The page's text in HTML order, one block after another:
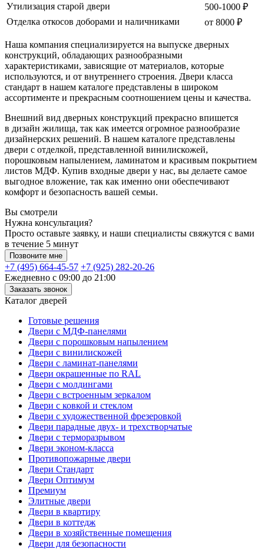
Утилизация старой двери
500-1000 ₽
Отделка откосов доборами и наличниками
от 8000 ₽
Наша компания специализируется на выпуске дверных
конструкций, обладающих разнообразными
характеристиками, зависящие от материалов, которые
используются, и от внутреннего строения. Двери класса
стандарт в нашем каталоге представлены в широком
ассортименте и прекрасным соотношением цены и качества.
Внешний вид дверных конструкций прекрасно впишется
в дизайн жилища, так как имеется огромное разнообразие
дизайнерских решений. В нашем каталоге представлены
двери с отделкой, представленной винилискожей,
порошковым напылением, ламинатом и красивым покрытием
листов МДФ. Купив входные двери у нас, вы делаете самое
выгодное вложение, так как именно они обеспечивают
комфорт и безопасность вашей семьи.
Вы смотрели
Нужна консультация?
Просто оставьте заявку, и наши специалисты свяжутся с вами
в течение 5 минут
Позвоните мне
+7 (495) 664-45-57 +7 (925) 282-20-26
Ежедневно с 09:00 до 21:00
Заказать звонок
Каталог дверей
Готовые решения
Двери с МДФ-панелями
Двери с порошковым напылением
Двери с винилискожей
Двери с ламинат-панелями
Двери окрашенные по RAL
Двери с молдингами
Двери с встроенным зеркалом
Двери с ковкой и стеклом
Двери с художественной фрезеровкой
Двери парадные двух- и трехстворчатые
Двери с терморазрывом
Двери эконом-класса
Противопожарные двери
Двери Стандарт
Двери Оптимум
Премиум
Элитные двери
Двери в квартиру
Двери в коттедж
Двери в хозяйственные помещения
Двери для безопасности